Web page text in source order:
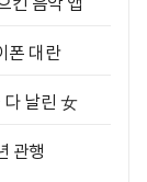
폰 대란
날린 女
관행